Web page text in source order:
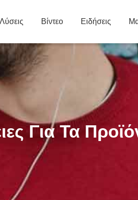
Λύσεις Βίντεο Ειδήσεις
Για Τα